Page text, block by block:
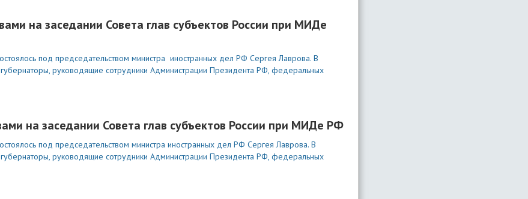
на заседании Совета глав субъектов России при МИДе
под председательством министра иностранных дел РФ Сергея Лаврова. В
руководящие сотрудники Администрации Президента РФ, федеральных
на заседании Совета глав субъектов России при МИДе РФ
под председательством министра иностранных дел РФ Сергея Лаврова. В
руководящие сотрудники Администрации Президента РФ, федеральных